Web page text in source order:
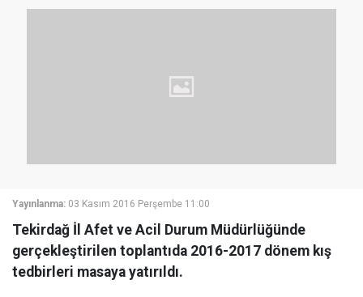
Yayınlanma: 03 Kasım 2016 Perşembe 11:00
Tekirdağ İl Afet ve Acil Durum Müdürlüğünde
gerçekleştirilen toplantıda 2016-2017 dönem kış
tedbirleri masaya yatırıldı.